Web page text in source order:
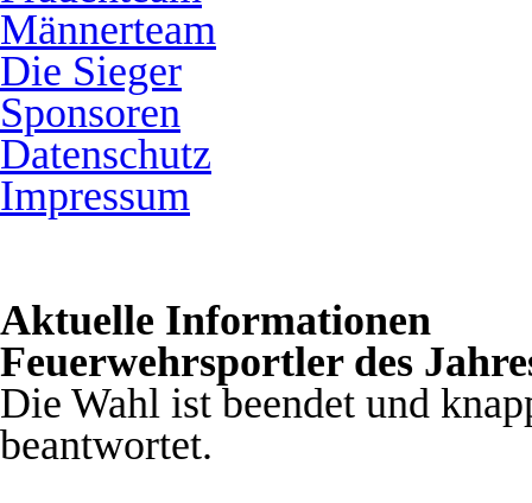
Männerteam
Die Sieger
Sponsoren
Datenschutz
Impressum
Aktuelle Informationen
Feuerwehrsportler des
Die Wahl ist beendet und
beantwortet.